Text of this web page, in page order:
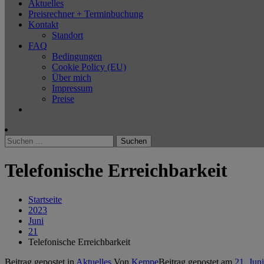
Aktuelles
Preisrechner + Terminbuchung
Kontakt
Standort
FAQ
Bedingungen
Cookie Policy (EU)
Über mich
Impressum
Preise
Suchen
nach:
Telefonische Erreichbarkeit
Startseite
2023
Juni
21
Telefonische Erreichbarkeit
Beitrag gepostet in Aktuelles Von KempeBeitrag gepostet am 21.